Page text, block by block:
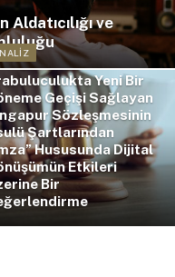
ve
Yeni Bir
Geçişi Sağlayan
Sözleşmesinin
Şartlarından
Hususunda Dijital
Etkileri
Bir